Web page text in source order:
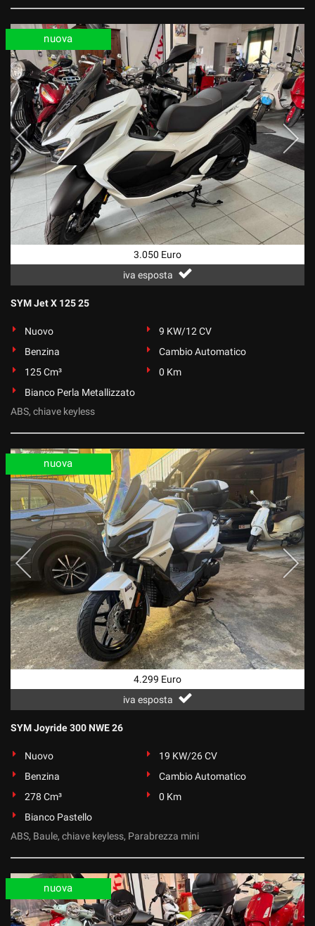
3.050 Euro
iva esposta
nuova
SYM Jet X 125 25
Nuovo
9 KW/12 CV
Benzina
Cambio Automatico
125 Cm³
0 Km
Bianco Perla Metallizzato
ABS, chiave keyless
4.299 Euro
iva esposta
nuova
SYM Joyride 300 NWE 26
Nuovo
19 KW/26 CV
Benzina
Cambio Automatico
278 Cm³
0 Km
Bianco Pastello
ABS, Baule, chiave keyless, Parabrezza mini
nuova